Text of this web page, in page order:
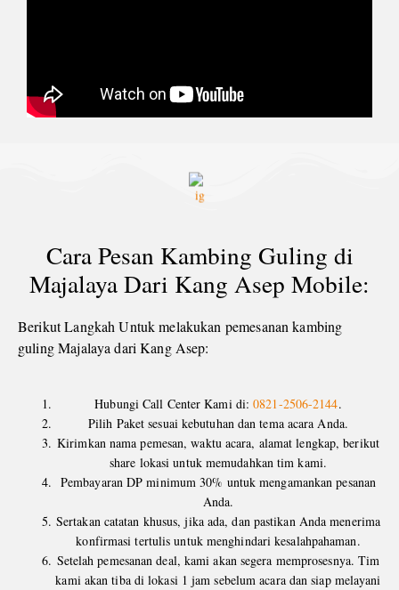
Cara Pesan Kambing Guling di
Majalaya Dari Kang Asep Mobile:
Berikut Langkah Untuk melakukan pemesanan kambing
guling Majalaya dari Kang Asep:
Hubungi Call Center Kami di:0821-2506-2144.
Pilih Paket sesuai kebutuhan dan tema acara Anda.
Kirimkan nama pemesan, waktu acara, alamat lengkap, berikut
share lokasi untuk memudahkan tim kami.
Pembayaran DP minimum 30% untuk mengamankan pesanan
Anda.
Sertakan catatan khusus, jika ada, dan pastikan Anda menerima
konfirmasi tertulis untuk menghindari kesalahpahaman.
Setelah pemesanan deal, kami akan segera memprosesnya. Tim
kami akan tiba di lokasi 1 jam sebelum acara dan siap melayani